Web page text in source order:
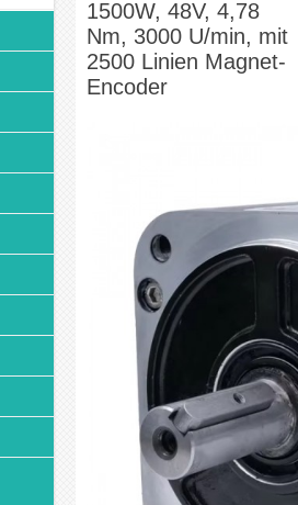
1500W, 48V, 4,78
Nm, 3000 U/min, mit
2500 Linien Magnet-
Encoder